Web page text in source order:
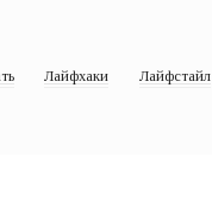
Лайфхаки Лайфстайл